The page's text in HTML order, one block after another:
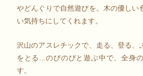
やどんぐりで自然遊びを。木の優しい
い気持ちにしてくれます。
沢山のアスレチックで、走る、登る、
をとる...のびのびと遊ぶ中で、全身
す。